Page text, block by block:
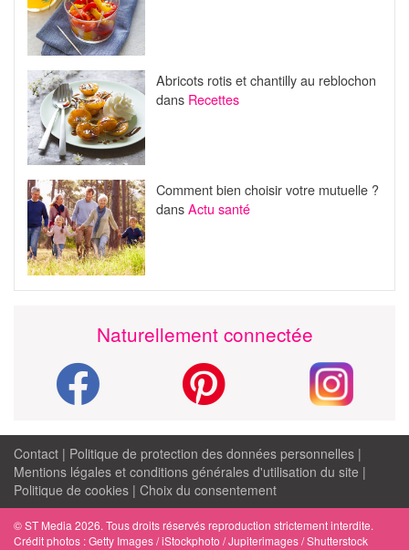
Abricots rotis et chantilly au reblochon
dans Recettes
Comment bien choisir votre mutuelle ?
dansActu santé
Naturellement connectée
Contact | Politique de protection des données personnelles |
Mentions légales et conditions générales d'utilisation du site |
Politique de cookies | Choix du consentement
© ST Media 2026. Tous droits réservés reproduction strictement interdite.
Crédit photos : Getty Images / iStockphoto / Jupiterimages / Shutterstock